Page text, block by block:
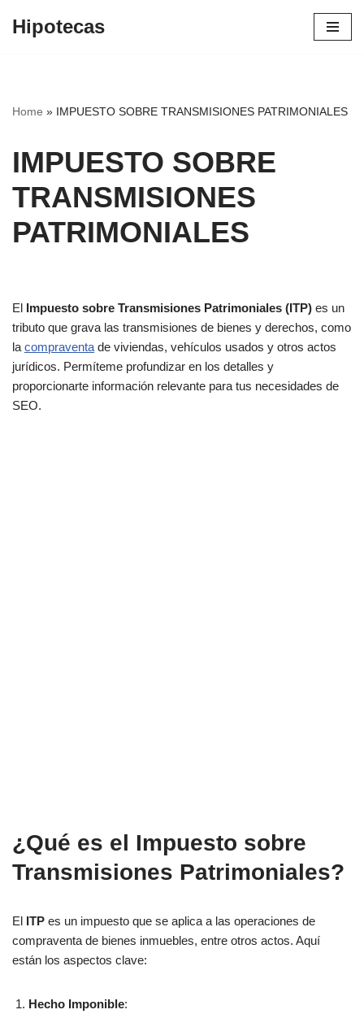
Hipotecas
Home » IMPUESTO SOBRE TRANSMISIONES PATRIMONIALES
IMPUESTO SOBRE
TRANSMISIONES
PATRIMONIALES
El Impuesto sobre Transmisiones Patrimoniales (ITP) es un
tributo que grava las transmisiones de bienes y derechos, como
la compraventa de viviendas, vehículos usados y otros actos
jurídicos. Permíteme profundizar en los detalles y
proporcionarte información relevante para tus necesidades de
SEO.
¿Qué es el Impuesto sobre
Transmisiones Patrimoniales?
El ITP es un impuesto que se aplica a las operaciones de
compraventa de bienes inmuebles, entre otros actos. Aquí
están los aspectos clave:
Hecho Imponible: